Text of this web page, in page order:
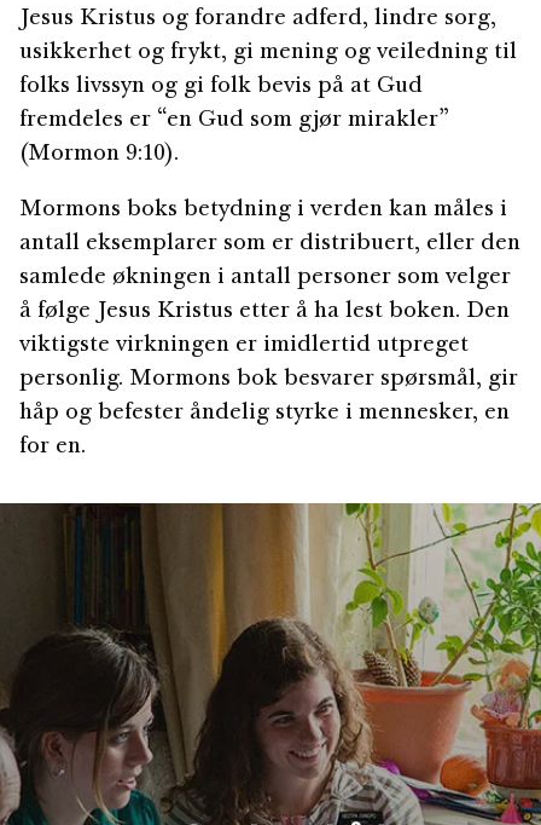
Jesus Kristus og forandre adferd, lindre sorg,
usikkerhet og frykt, gi mening og veiledning til
folks livssyn og gi folk bevis på at Gud
fremdeles er “en Gud som gjør mirakler”
(Mormon 9:10).
Mormons boks betydning i verden kan måles i
antall eksemplarer som er distribuert, eller den
samlede økningen i antall personer som velger
å følge Jesus Kristus etter å ha lest boken. Den
viktigste virkningen er imidlertid utpreget
personlig. Mormons bok besvarer spørsmål, gir
håp og befester åndelig styrke i mennesker, en
for en.